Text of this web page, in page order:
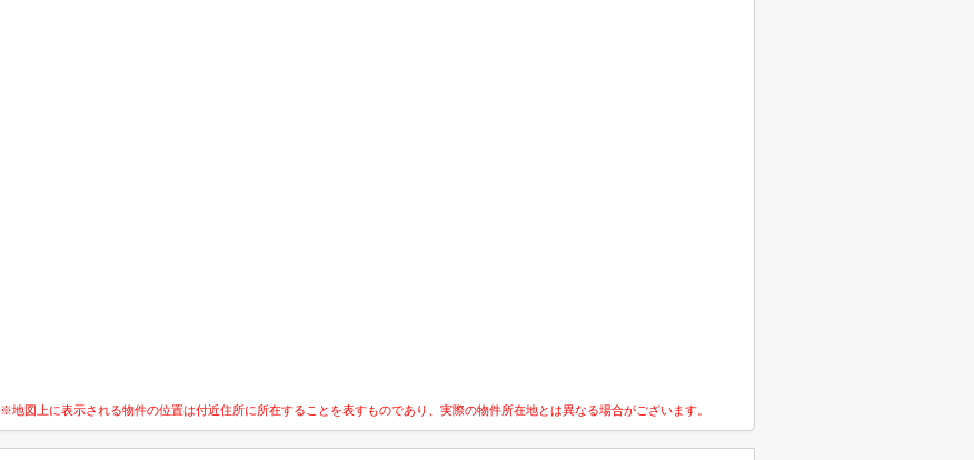
※地図上に表示される物件の位置は付近住所に所在することを表すものであり、実際の物件所在地とは異なる場合がございます。